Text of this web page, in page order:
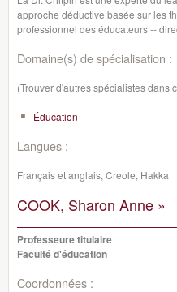
approche déductive basée sur les
professionnel des éducateurs --
Domaine(s) de spécialisation :
(Trouver d'autres spécialistes dans
Éducation
Langues :
Français et anglais, Creole, Hakka
COOK, Sharon Anne »
Professeure titulaire
Faculté d'éducation
Coordonnées :